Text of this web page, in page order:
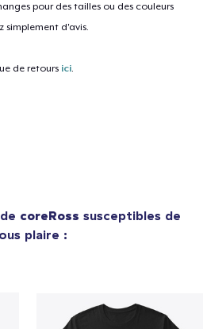
pour des tailles ou des couleurs
simplement d'avis.
de retours ici.
coreRoss susceptibles de
plaire :